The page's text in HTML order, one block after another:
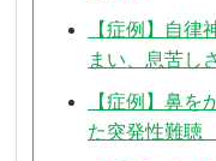
【症例】自律
まい、息苦
【症例】鼻を
た突発性難聴